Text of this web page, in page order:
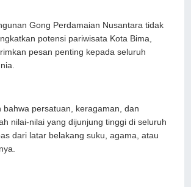
Gong Perdamaian Nusantara tidak
potensi pariwisata Kota Bima,
pesan penting kepada seluruh
bahwa persatuan, keragaman, dan
nilai-nilai yang dijunjung tinggi di seluruh
dari latar belakang suku, agama, atau